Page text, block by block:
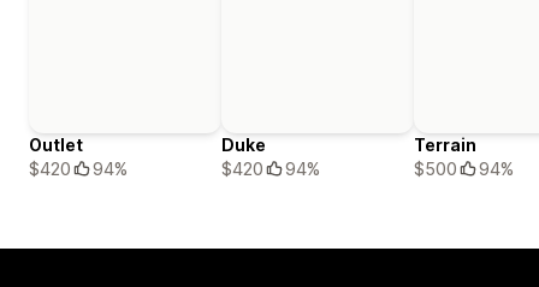
Outlet
$420
94%
Duke
$420
94%
Terrain
$500
94%